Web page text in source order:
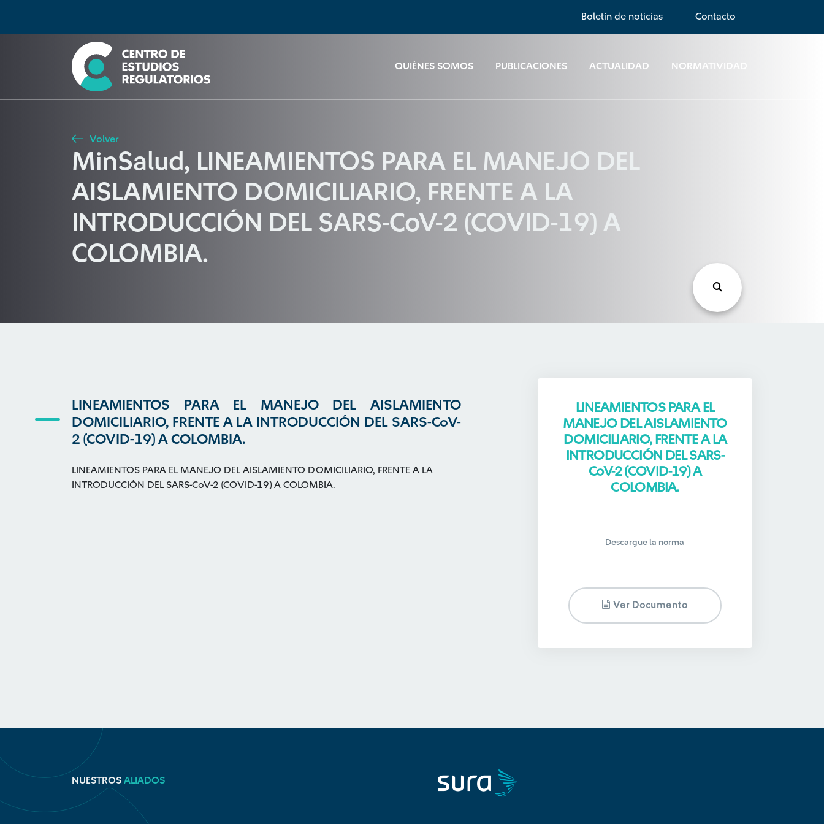
Boletín de noticias Contacto
QUIÉNES SOMOS PUBLICACIONES ACTUALIDAD NORMATIVIDAD
Seleccione país
Buscar
Volver
MinSalud, LINEAMIENTOS PARA EL MANEJO DEL
AISLAMIENTO DOMICILIARIO, FRENTE A LA
INTRODUCCIÓN DEL SARS-CoV-2 (COVID-19) A
COLOMBIA.
LINEAMIENTOS PARA EL MANEJO DEL AISLAMIENTO
DOMICILIARIO, FRENTE A LA INTRODUCCIÓN DEL SARS-CoV-
2 (COVID-19) A COLOMBIA.
LINEAMIENTOS PARA EL MANEJO DEL AISLAMIENTO DOMICILIARIO, FRENTE A LA
INTRODUCCIÓN DEL SARS-CoV-2 (COVID-19) A COLOMBIA.
LINEAMIENTOS PARA EL
MANEJO DEL AISLAMIENTO
DOMICILIARIO, FRENTE A LA
INTRODUCCIÓN DEL SARS-
CoV-2 (COVID-19) A
COLOMBIA.
Descargue la norma
Ver Documento
NUESTROS ALIADOS